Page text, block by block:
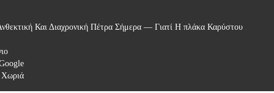
Και Διαχρονική Πέτρα Σήμερα — Γιατί Η πλάκα Καρύστου